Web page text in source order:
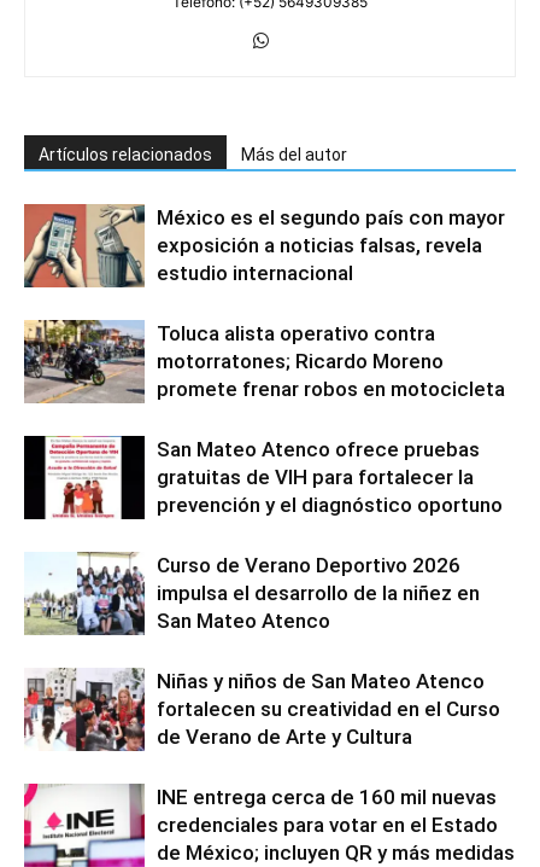
Artículos relacionados Más del autor
México es el segundo país con mayor
exposición a noticias falsas, revela
estudio internacional
Toluca alista operativo contra
motorratones; Ricardo Moreno
promete frenar robos en motocicleta
San Mateo Atenco ofrece pruebas
gratuitas de VIH para fortalecer la
prevención y el diagnóstico oportuno
Curso de Verano Deportivo 2026
impulsa el desarrollo de la niñez en
San Mateo Atenco
Niñas y niños de San Mateo Atenco
fortalecen su creatividad en el Curso
de Verano de Arte y Cultura
INE entrega cerca de 160 mil nuevas
credenciales para votar en el Estado
de México; incluyen QR y más medidas